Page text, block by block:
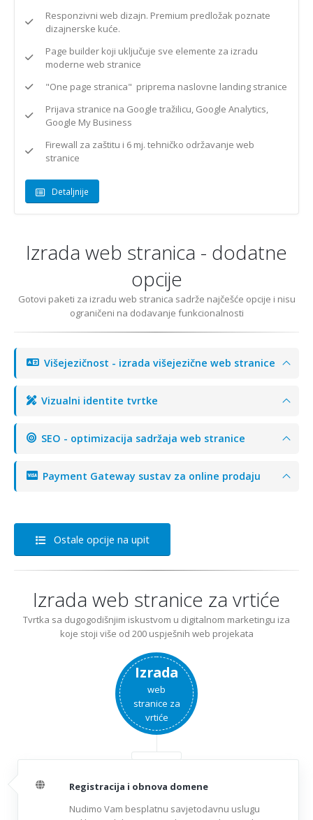
Responzivni web dizajn. Premium predložak poznate
dizajnerske kuće.
Page builder koji uključuje sve elemente za izradu
moderne web stranice
"One page stranica" priprema naslovne landing stranice
Prijava stranice na Google tražilicu, Google Analytics,
Google My Business
Firewall za zaštitu i 6 mj. tehničko održavanje web
stranice
Detaljnije
Izrada web stranica - dodatne
opcije
Gotovi paketi za izradu web stranica sadrže najčešće opcije i nisu
ograničeni na dodavanje funkcionalnosti
Višejezičnost - izrada višejezične web stranice
Vizualni identite tvrtke
SEO - optimizacija sadržaja web stranice
Payment Gateway sustav za online prodaju
Ostale opcije na upit
Izrada web stranice za vrtiće
Tvrtka sa dugogodišnjim iskustvom u digitalnom marketingu iza
koje stoji više od 200 uspješnih web projekata
Izrada
web
stranice za
vrtiće
Registracija i obnova domene
Nudimo Vam besplatnu savjetodavnu uslugu